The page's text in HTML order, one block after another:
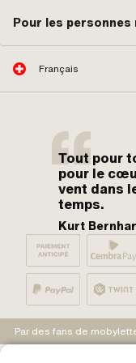
Pour les personnes
Français
Tout pour
pour le
vent dans
temps.
Kurt
Par des fans de